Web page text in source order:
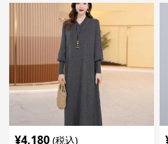
¥4,180 (税込)